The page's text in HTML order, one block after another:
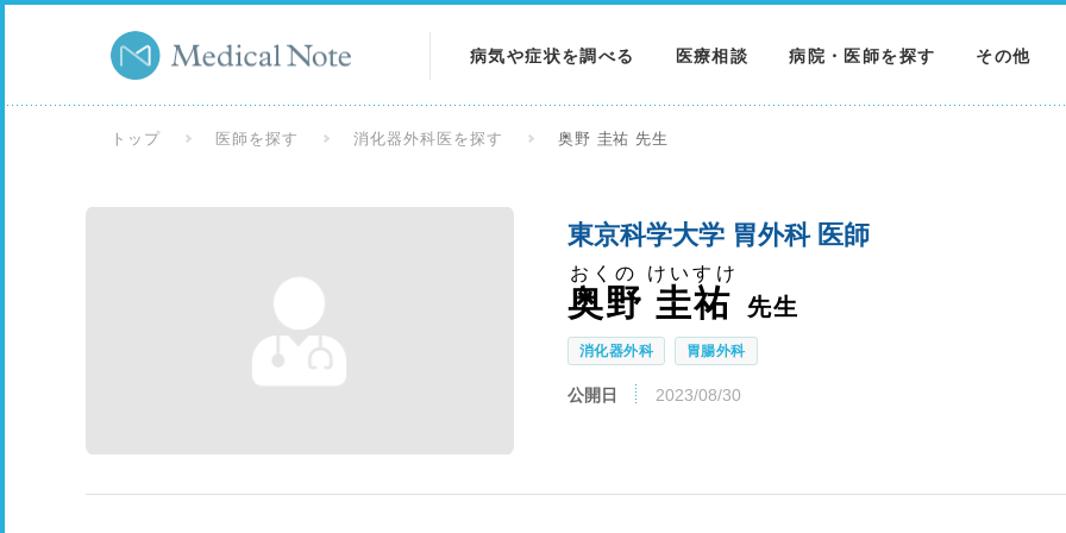
病気や症状を調べる
検査を調べる
医療相談 病院・医師を探す その他
トップ 医師を探す 消化器外科医を探す 奥野 圭祐 先生
東京科学大学 胃外科 医師
奥野 圭祐
おくの けいすけ
先生
消化器外科 胃腸外科
公開日 2023/08/30